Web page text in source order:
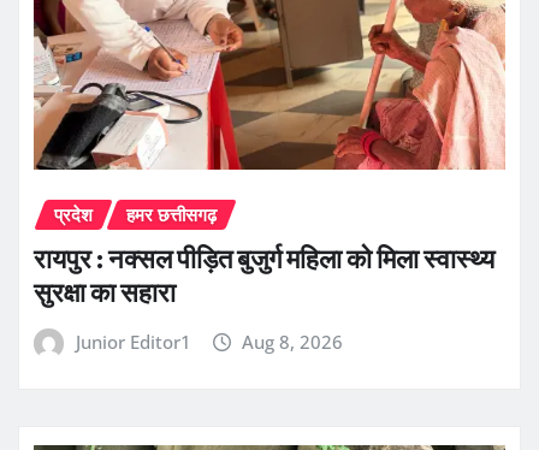
प्रदेश हमर छत्तीसगढ़
रायपुर : नक्सल पीड़ित बुजुर्ग महिला को मिला स्वास्थ्य
सुरक्षा का सहारा
Junior Editor1 Aug 8, 2026